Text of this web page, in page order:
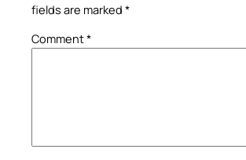
fields are marked *
Comment*